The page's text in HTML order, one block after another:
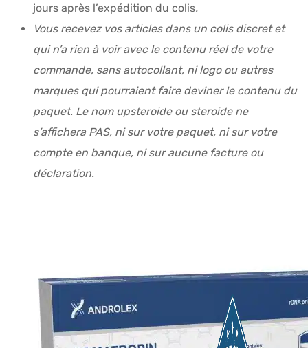
jours après l’expédition du colis.
Vous recevez vos articles dans un colis discret et
qui n’a rien à voir avec le contenu réel de votre
commande, sans autocollant, ni logo ou autres
marques qui pourraient faire deviner le contenu du
paquet. Le nom upsteroide ou steroide ne
s’affichera PAS, ni sur votre paquet, ni sur votre
compte en banque, ni sur aucune facture ou
déclaration.